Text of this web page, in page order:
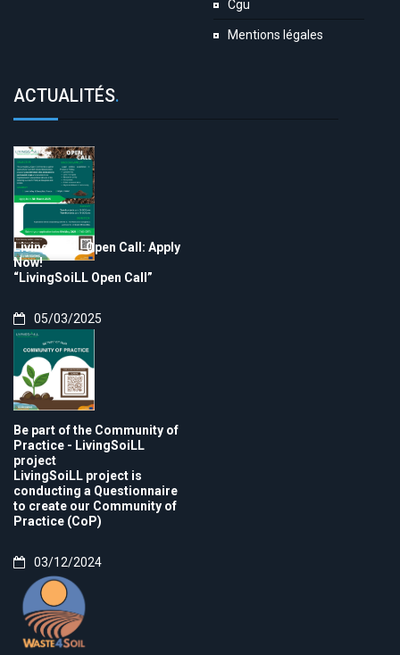
Cgu
Mentions légales
ACTUALITÉS.
LivingSoiLL Open Call: Apply
Now!
“LivingSoiLL Open Call”
05/03/2025
Be part of the Community of
Practice - LivingSoiLL
project
LivingSoiLL project is
conducting a Questionnaire
to create our Community of
Practice (CoP)
03/12/2024